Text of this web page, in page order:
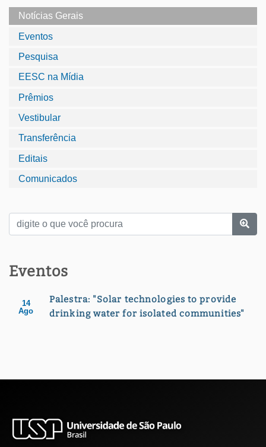
Notícias Gerais
Eventos
Pesquisa
EESC na Mídia
Prêmios
Vestibular
Transferência
Editais
Comunicados
Eventos
14
Ago
Palestra: "Solar technologies to provide
drinking water for isolated communities"